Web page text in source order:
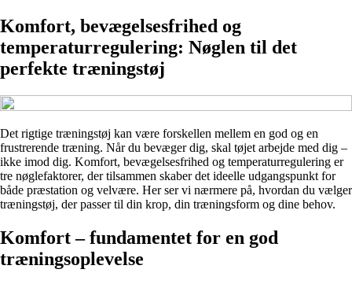
Komfort, bevægelsesfrihed og
temperaturregulering: Nøglen til det
perfekte træningstøj
Det rigtige træningstøj kan være forskellen mellem en god og en
frustrerende træning. Når du bevæger dig, skal tøjet arbejde med dig –
ikke imod dig. Komfort, bevægelsesfrihed og temperaturregulering er
tre nøglefaktorer, der tilsammen skaber det ideelle udgangspunkt for
både præstation og velvære. Her ser vi nærmere på, hvordan du vælger
træningstøj, der passer til din krop, din træningsform og dine behov.
Komfort – fundamentet for en god
træningsoplevelse